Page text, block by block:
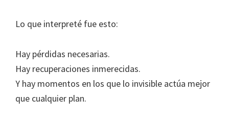
Lo que interpreté fue esto:
Hay pérdidas necesarias.
Hay recuperaciones inmerecidas.
Y hay momentos en los que lo invisible actúa mejor
que cualquier plan.